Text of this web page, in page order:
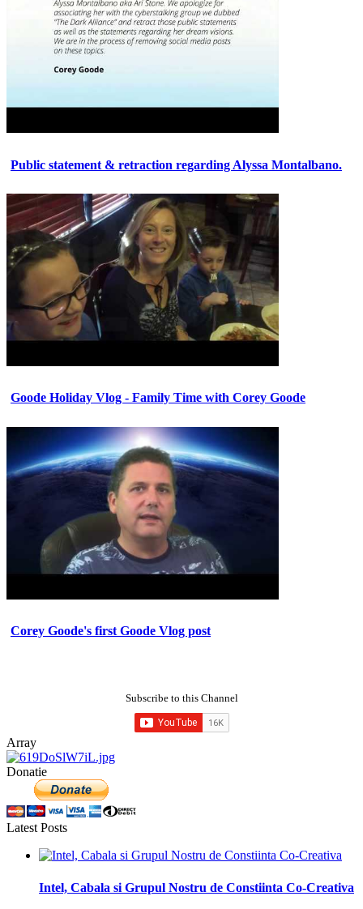
Public statement & retraction regarding Alyssa Montalbano.
Goode Holiday Vlog - Family Time with Corey Goode
Corey Goode's first Goode Vlog post
Subscribe to this Channel
Array
Donatie
Latest Posts
Intel, Cabala si Grupul Nostru de Constiinta Co-Creativa